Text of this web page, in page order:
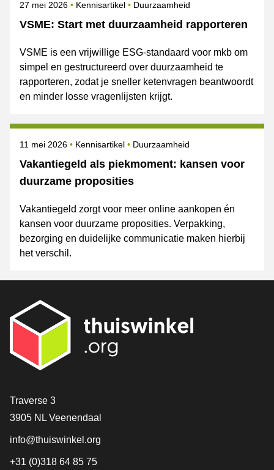
VSME: Start met duurzaamheid rapporteren
Gepubliceerd op
27 mei 2026 Kennisartikel Onderwerpen
Duurzaamheid
VSME is een vrijwillige ESG-standaard voor mkb om
simpel en gestructureerd over duurzaamheid te
rapporteren, zodat je sneller ketenvragen beantwoordt
en minder losse vragenlijsten krijgt.
Vakantiegeld als piekmoment: kansen voor
duurzame proposities
Gepubliceerd op
11 mei 2026 Kennisartikel Onderwerpen
Duurzaamheid
Vakantiegeld zorgt voor meer online aankopen én
kansen voor duurzame proposities. Verpakking,
bezorging en duidelijke communicatie maken hierbij
het verschil.
Contact
Traverse 3
3905 NL Veenendaal
info@thuiswinkel.org
+31 (0)318 64 85 75